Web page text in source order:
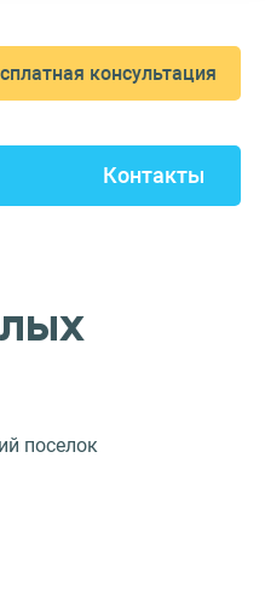
консультация
Контакты
поселок